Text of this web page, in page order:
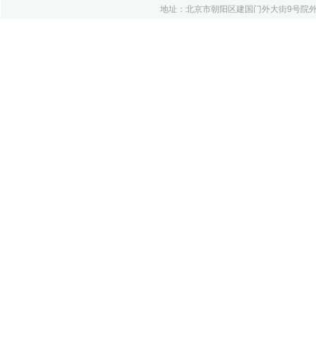
地址：北京市朝阳区建国门外大街9号院